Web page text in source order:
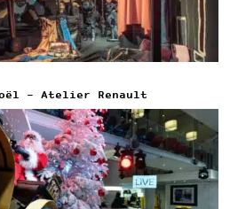
– Atelier Renault